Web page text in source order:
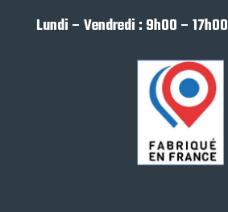
Lundi – Vendredi : 9h00 – 17h00